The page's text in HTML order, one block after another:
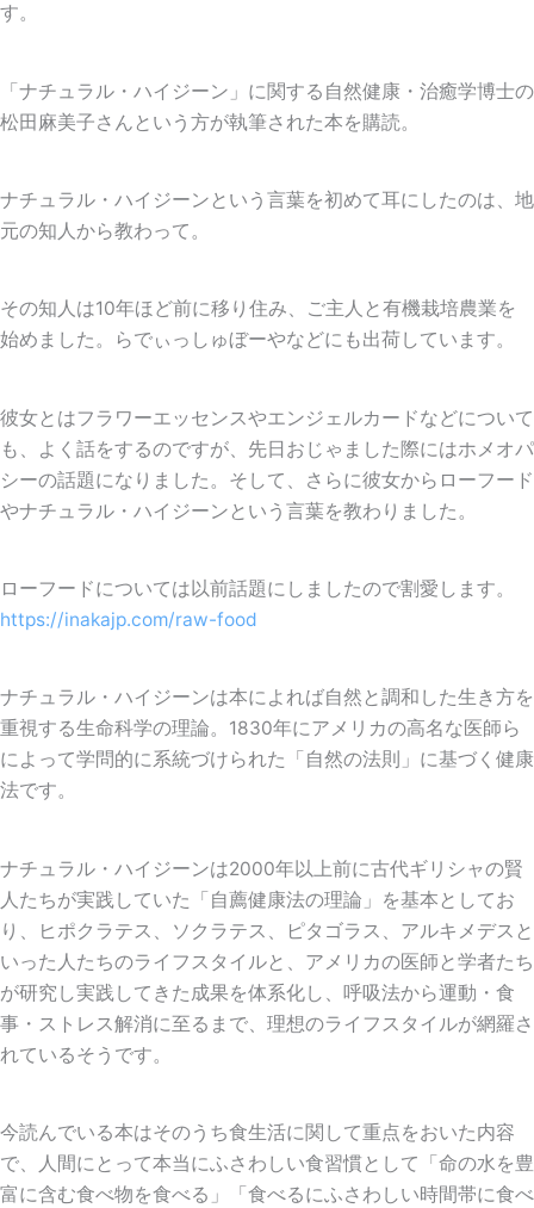
す。
「ナチュラル・ハイジーン」に関する自然健康・治癒学博士の
松田麻美子さんという方が執筆された本を購読。
ナチュラル・ハイジーンという言葉を初めて耳にしたのは、地
元の知人から教わって。
その知人は10年ほど前に移り住み、ご主人と有機栽培農業を
始めました。らでぃっしゅぼーやなどにも出荷しています。
彼女とはフラワーエッセンスやエンジェルカードなどについて
も、よく話をするのですが、先日おじゃました際にはホメオパ
シーの話題になりました。そして、さらに彼女からローフード
やナチュラル・ハイジーンという言葉を教わりました。
ローフードについては以前話題にしましたので割愛します。
https://inakajp.com/raw-food
ナチュラル・ハイジーンは本によれば自然と調和した生き方を
重視する生命科学の理論。1830年にアメリカの高名な医師ら
によって学問的に系統づけられた「自然の法則」に基づく健康
法です。
ナチュラル・ハイジーンは2000年以上前に古代ギリシャの賢
人たちが実践していた「自薦健康法の理論」を基本としてお
り、ヒポクラテス、ソクラテス、ピタゴラス、アルキメデスと
いった人たちのライフスタイルと、アメリカの医師と学者たち
が研究し実践してきた成果を体系化し、呼吸法から運動・食
事・ストレス解消に至るまで、理想のライフスタイルが網羅さ
れているそうです。
今読んでいる本はそのうち食生活に関して重点をおいた内容
で、人間にとって本当にふさわしい食習慣として「命の水を豊
富に含む食べ物を食べる」「食べるにふさわしい時間帯に食べ